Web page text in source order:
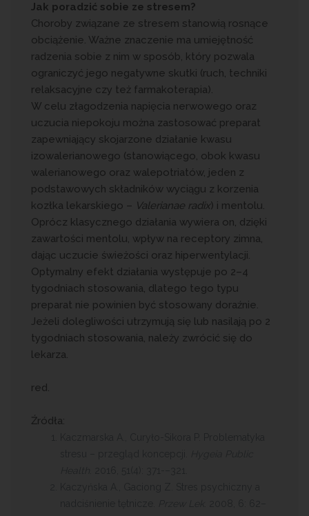
Jak poradzić sobie ze stresem?
Choroby związane ze stresem stanowią rosnące
obciążenie. Ważne znaczenie ma umiejętność
radzenia sobie z nim w sposób, który pozwala
ograniczyć jego negatywne skutki (ruch, techniki
relaksacyjne czy też farmakoterapia).
W celu złagodzenia napięcia nerwowego oraz
uczucia niepokoju można zastosować preparat
zapewniający skojarzone działanie kwasu
izowalerianowego (stanowiącego, obok kwasu
walerianowego oraz walepotriatów, jeden z
podstawowych składników wyciągu z korzenia
kozłka lekarskiego – Valerianae radix) i mentolu.
Oprócz klasycznego działania wywiera on, dzięki
zawartości mentolu, wpływ na receptory zimna,
dając uczucie świeżości oraz hiperwentylacji.
Optymalny efekt działania występuje po 2–4
tygodniach stosowania, dlatego tego typu
preparat nie powinien być stosowany doraźnie.
Jeżeli dolegliwości utrzymują się lub nasilają po 2
tygodniach stosowania, należy zwrócić się do
lekarza.
red.
Źródła: